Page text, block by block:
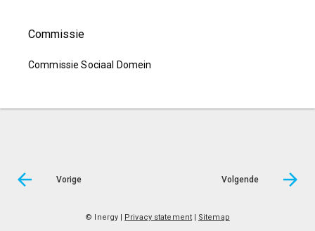
Commissie
Commissie Sociaal Domein
Vorige Volgende
© Inergy Privacy statement| Sitemap